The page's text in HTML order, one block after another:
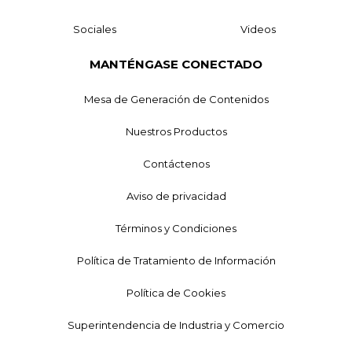
Sociales Videos
MANTÉNGASE CONECTADO
Mesa de Generación de Contenidos
Nuestros Productos
Contáctenos
Aviso de privacidad
Términos y Condiciones
Política de Tratamiento de Información
Política de Cookies
Superintendencia de Industria y Comercio